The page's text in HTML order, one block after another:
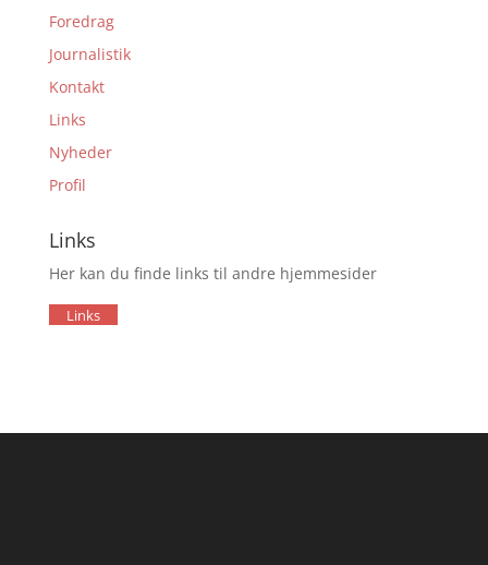
Foredrag
Journalistik
Kontakt
Links
Nyheder
Profil
Links
Her kan du finde links til andre hjemmesider
Links